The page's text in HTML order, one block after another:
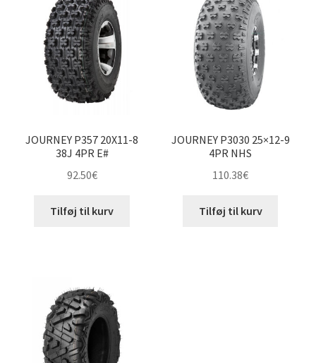
JOURNEY P357 20X11-8
38J 4PR E#
92.50€
Tilføj til kurv
JOURNEY P3030 25×12-9
4PR NHS
110.38€
Tilføj til kurv